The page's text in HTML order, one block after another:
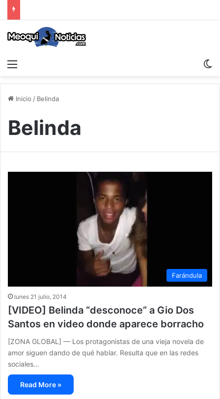
Inicio / Belinda
Belinda
Farándula
lunes 21 julio, 2014
[VIDEO] Belinda “desconoce” a Gio Dos
Santos en video donde aparece borracho
[ZONA GLOBAL] — Los protagonistas de una vieja novela de
amor siguen dando de qué hablar. Resulta que en las redes
sociales…
Read More »